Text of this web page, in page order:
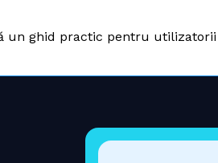
un ghid practic pentru